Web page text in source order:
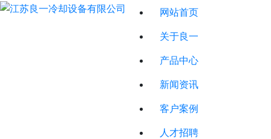
网站首页
关于良一
产品中心
新闻资讯
客户案例
人才招聘